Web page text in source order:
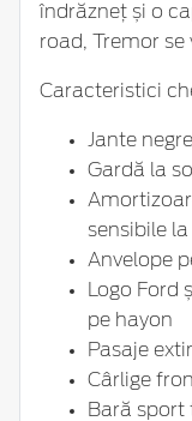
îndrăzneț și o
road, Tremor
Caracteristici
Jante
Gardă la
sensibile
Anvelope
Logo Ford
pe hayon
Pasaje
Cârlige
Bară sport